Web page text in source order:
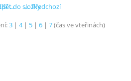
← Předchozí
→do složky
3 | 4| 5 | 6 | 7(čas ve vteřinách)